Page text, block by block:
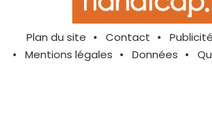
Plan du site Contact
Mentions légales
Données